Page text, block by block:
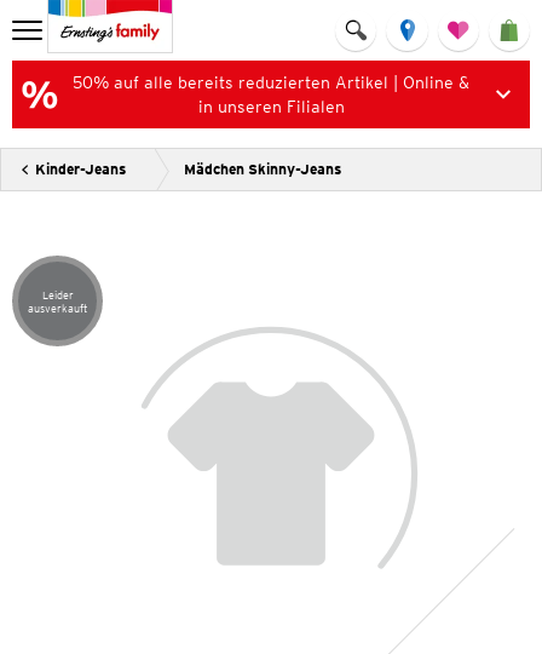
50% auf alle bereits reduzierten Artikel | Online &
in unseren Filialen
Kinder-Jeans Mädchen Skinny-Jeans
Artikel leider ausverkauft
Leider
ausverkauft